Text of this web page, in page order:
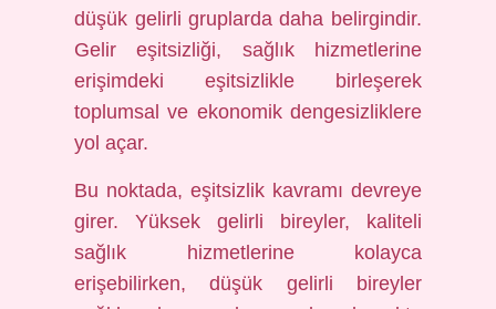
düşük gelirli gruplarda daha belirgindir.
Gelir eşitsizliği, sağlık hizmetlerine
erişimdeki eşitsizlikle birleşerek
toplumsal ve ekonomik dengesizliklere
yol açar.
Bu noktada, eşitsizlik kavramı devreye
girer. Yüksek gelirli bireyler, kaliteli
sağlık hizmetlerine kolayca
erişebilirken, düşük gelirli bireyler